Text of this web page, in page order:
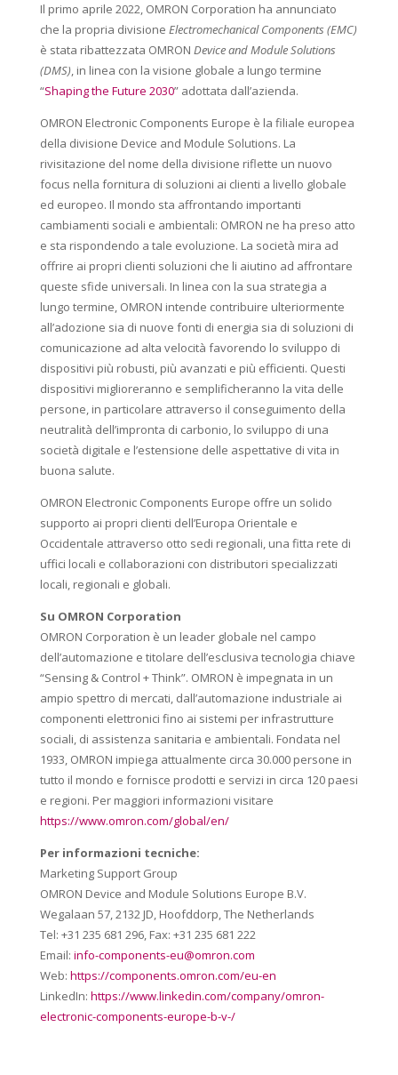
Il primo aprile 2022, OMRON Corporation ha annunciato
che la propria divisione Electromechanical Components (EMC)
è stata ribattezzata OMRON Device and Module Solutions
(DMS), in linea con la visione globale a lungo termine
“Shaping the Future 2030” adottata dall’azienda.
OMRON Electronic Components Europe è la filiale europea
della divisione Device and Module Solutions. La
rivisitazione del nome della divisione riflette un nuovo
focus nella fornitura di soluzioni ai clienti a livello globale
ed europeo. Il mondo sta affrontando importanti
cambiamenti sociali e ambientali: OMRON ne ha preso atto
e sta rispondendo a tale evoluzione. La società mira ad
offrire ai propri clienti soluzioni che li aiutino ad affrontare
queste sfide universali. In linea con la sua strategia a
lungo termine, OMRON intende contribuire ulteriormente
all’adozione sia di nuove fonti di energia sia di soluzioni di
comunicazione ad alta velocità favorendo lo sviluppo di
dispositivi più robusti, più avanzati e più efficienti. Questi
dispositivi miglioreranno e semplificheranno la vita delle
persone, in particolare attraverso il conseguimento della
neutralità dell’impronta di carbonio, lo sviluppo di una
società digitale e l’estensione delle aspettative di vita in
buona salute.
OMRON Electronic Components Europe offre un solido
supporto ai propri clienti dell’Europa Orientale e
Occidentale attraverso otto sedi regionali, una fitta rete di
uffici locali e collaborazioni con distributori specializzati
locali, regionali e globali.
Su OMRON Corporation
OMRON Corporation è un leader globale nel campo
dell’automazione e titolare dell’esclusiva tecnologia chiave
“Sensing & Control + Think”. OMRON è impegnata in un
ampio spettro di mercati, dall’automazione industriale ai
componenti elettronici fino ai sistemi per infrastrutture
sociali, di assistenza sanitaria e ambientali. Fondata nel
1933, OMRON impiega attualmente circa 30.000 persone in
tutto il mondo e fornisce prodotti e servizi in circa 120 paesi
e regioni. Per maggiori informazioni visitare
https://www.omron.com/global/en/
Per informazioni tecniche:
Marketing Support Group
OMRON Device and Module Solutions Europe B.V.
Wegalaan 57, 2132 JD, Hoofddorp, The Netherlands
Tel: +31 235 681 296, Fax: +31 235 681 222
Email: info-components-eu@omron.com
Web: https://components.omron.com/eu-en
LinkedIn: https://www.linkedin.com/company/omron-
electronic-components-europe-b-v-/